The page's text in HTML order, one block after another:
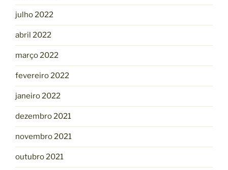
julho 2022
abril 2022
março 2022
fevereiro 2022
janeiro 2022
dezembro 2021
novembro 2021
outubro 2021